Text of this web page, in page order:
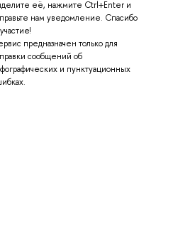
её, нажмите Ctrl+Enter и
нам уведомление. Спасибо
предназначен только для
сообщений об
и пунктуационных